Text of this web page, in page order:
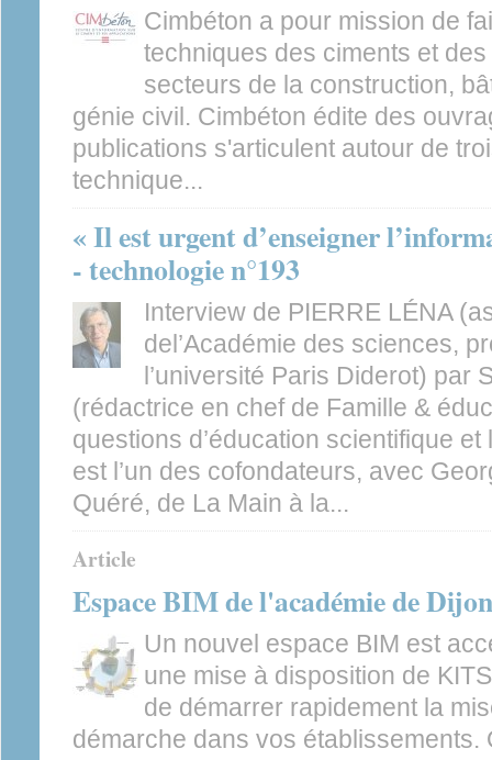
Cimbéton a pour mission de
techniques des ciments et
secteurs de la construction,
génie civil. Cimbéton édite des
publications s'articulent autour de
technique...
« Il est urgent d’enseigner
- technologie n°193
Interview de PIERRE LÉNA
del’Académie des sciences,
l’université Paris Diderot) par
(rédactrice en chef de Famille &
questions d’éducation scientifique
est l’un des cofondateurs, avec
Quéré, de La Main à la...
Article
Espace BIM de l'académie de Dijon
Un nouvel espace BIM est
une mise à disposition de
de démarrer rapidement la
démarche dans vos établissements.